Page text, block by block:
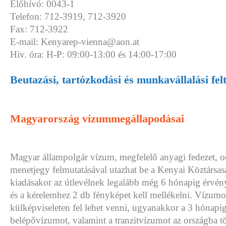
Előhívó: 0043-1
Telefon: 712-3919, 712-3920
Fax: 712-3922
E-mail: Kenyarep-vienna@aon.at
Hiv. óra: H-P: 09:00-13:00 és 14:00-17:00
Beutazási, tartózkodási és munkavállalási
Magyarország vízummegállapodásai
Magyar állampolgár vízum, megfelelő anyagi fedezet,
menetjegy felmutatásával utazhat be a Kenyai
kiadásakor az útlevélnek legalább még 6 hónapig
és a kérelemhez 2 db fényképet kell mellékelni.
külképviseleten fel lehet venni, ugyanakkor a 3
belépővízumot, valamint a tranzitvízumot az országba